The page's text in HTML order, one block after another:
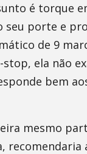
é torque
seu porte e
de 9
ela não
bem
mesmo
recomendaria